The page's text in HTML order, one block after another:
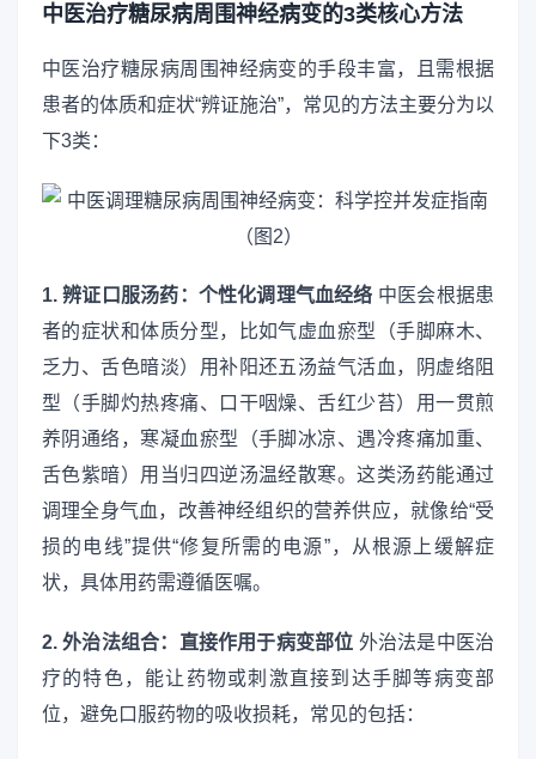
中医治疗糖尿病周围神经病变的3类核心方法
中医治疗糖尿病周围神经病变的手段丰富，且需根据
患者的体质和症状“辨证施治”，常见的方法主要分为以
下3类：
1. 辨证口服汤药：个性化调理气血经络 中医会根据患
者的症状和体质分型，比如气虚血瘀型（手脚麻木、
乏力、舌色暗淡）用补阳还五汤益气活血，阴虚络阻
型（手脚灼热疼痛、口干咽燥、舌红少苔）用一贯煎
养阴通络，寒凝血瘀型（手脚冰凉、遇冷疼痛加重、
舌色紫暗）用当归四逆汤温经散寒。这类汤药能通过
调理全身气血，改善神经组织的营养供应，就像给“受
损的电线”提供“修复所需的电源”，从根源上缓解症
状，具体用药需遵循医嘱。
2. 外治法组合：直接作用于病变部位 外治法是中医治
疗的特色，能让药物或刺激直接到达手脚等病变部
位，避免口服药物的吸收损耗，常见的包括：